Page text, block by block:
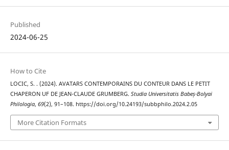
Published
2024-06-25
How to Cite
LOCIC, S. . (2024). AVATARS CONTEMPORAINS DU CONTEUR DANS LE PETIT
CHAPERON UF DE JEAN-CLAUDE GRUMBERG. Studia Universitatis Babeș-Bolyai
Philologia, 69(2), 91–108. https://doi.org/10.24193/subbphilo.2024.2.05
More Citation Formats